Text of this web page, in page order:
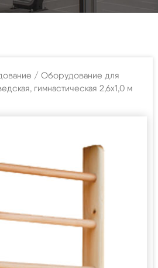
/ Оборудование для
гимнастическая 2,6х1,0 м